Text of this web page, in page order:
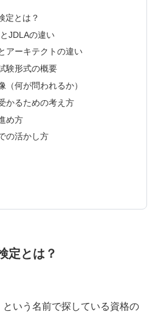
定とは？
JDLAの違い
アーキテクトの違い
験形式の概要
（何が問われるか）
かるための考え方
め方
の活かし方
定とは？
という名前で探している資格の